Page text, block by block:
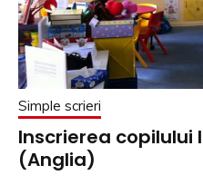
Simple scrieri
Inscrierea copilului
(Anglia)